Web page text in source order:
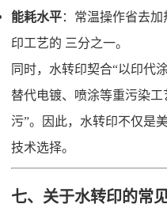
能耗水平：常温操作省去
印工艺的 三分之一。
同时，水转印契合“以印
替代电镀、喷涂等重污染
污”。因此，水转印不仅是
技术选择。
七、关于水转印的常